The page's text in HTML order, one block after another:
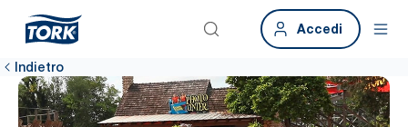
Accedi
Indietro